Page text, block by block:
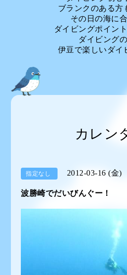
ブランクのある方
その日の海に
ダイビングポイン
ダイビング
伊豆で楽しいダイ
カレン
指定なし 2012-03-16 (金)
波勝崎でだいびんぐー！